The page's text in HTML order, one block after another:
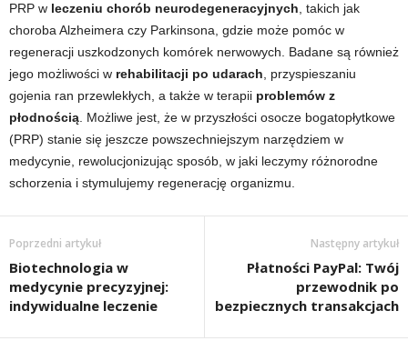
PRP w leczeniu chorób neurodegeneracyjnych , takich jak
choroba Alzheimera czy Parkinsona, gdzie może pomóc w
regeneracji uszkodzonych komórek nerwowych. Badane są również
jego możliwości w rehabilitacji po udarach , przyspieszaniu
gojenia ran przewlekłych, a także w terapii problemów z
płodnością . Możliwe jest, że w przyszłości osocze bogatopłytkowe
(PRP) stanie się jeszcze powszechniejszym narzędziem w
medycynie, rewolucjonizując sposób, w jaki leczymy różnorodne
schorzenia i stymulujemy regenerację organizmu.
Poprzedni artykuł
Biotechnologia w
medycynie precyzyjnej:
indywidualne leczenie
Następny artykuł
Płatności PayPal: Twój
przewodnik po
bezpiecznych transakcjach